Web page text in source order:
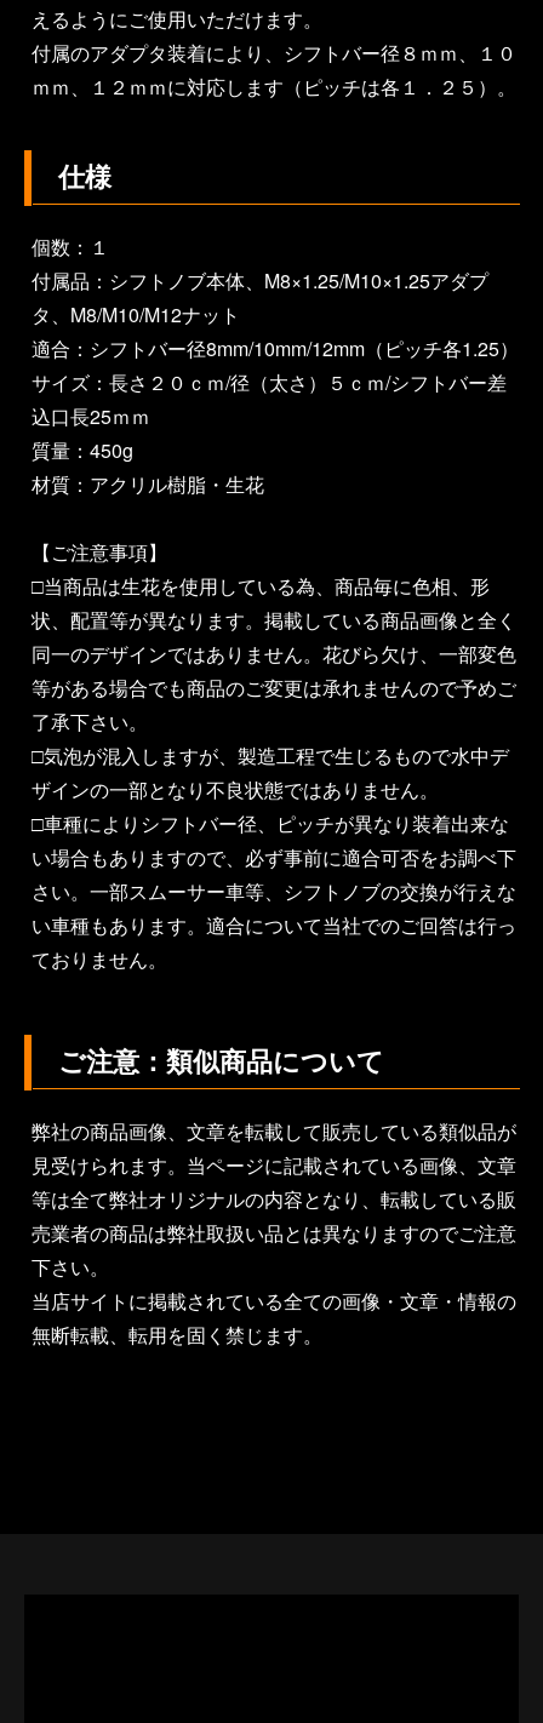
えるようにご使用いただけます。
付属のアダプタ装着により、シフトバー径８ｍｍ、１０
ｍｍ、１２ｍｍに対応します（ピッチは各１．２５）。
仕様
個数：１
付属品：シフトノブ本体、M8×1.25/M10×1.25アダプ
タ、M8/M10/M12ナット
適合：シフトバー径8mm/10mm/12mm（ピッチ各1.25）
サイズ：長さ２０ｃｍ/径（太さ）５ｃｍ/シフトバー差
込口長25ｍｍ
質量：450g
材質：アクリル樹脂・生花
【ご注意事項】
□当商品は生花を使用している為、商品毎に色相、形
状、配置等が異なります。掲載している商品画像と全く
同一のデザインではありません。花びら欠け、一部変色
等がある場合でも商品のご変更は承れませんので予めご
了承下さい。
□気泡が混入しますが、製造工程で生じるもので水中デ
ザインの一部となり不良状態ではありません。
□車種によりシフトバー径、ピッチが異なり装着出来な
い場合もありますので、必ず事前に適合可否をお調べ下
さい。一部スムーサー車等、シフトノブの交換が行えな
い車種もあります。適合について当社でのご回答は行っ
ておりません。
ご注意：類似商品について
弊社の商品画像、文章を転載して販売している類似品が
見受けられます。当ページに記載されている画像、文章
等は全て弊社オリジナルの内容となり、転載している販
売業者の商品は弊社取扱い品とは異なりますのでご注意
下さい。
当店サイトに掲載されている全ての画像・文章・情報の
無断転載、転用を固く禁じます。